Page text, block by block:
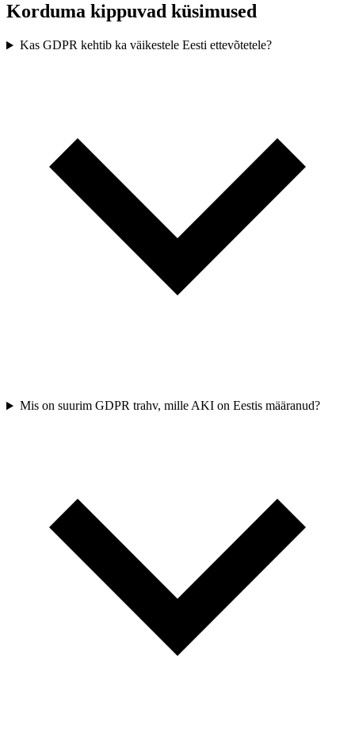
Korduma kippuvad küsimused
Kas GDPR kehtib ka väikestele Eesti ettevõtetele?
Mis on suurim GDPR trahv, mille AKI on Eestis määranud?